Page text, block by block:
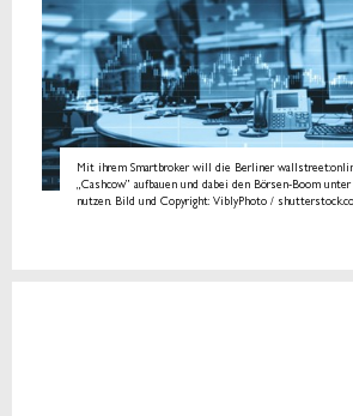
Mit ihrem Smartbroker will die Berliner
„Cashcow” aufbauen und dabei den Börsen-Boom
nutzen. Bild und Copyright: ViblyPhoto /